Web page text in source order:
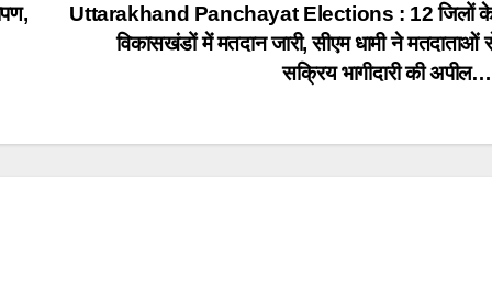
Uttarakhand Panchayat Elections : 12 जिलों
विकासखंडों में मतदान जारी, सीएम धामी ने मतदाताओं
सक्रिय भागीदारी की